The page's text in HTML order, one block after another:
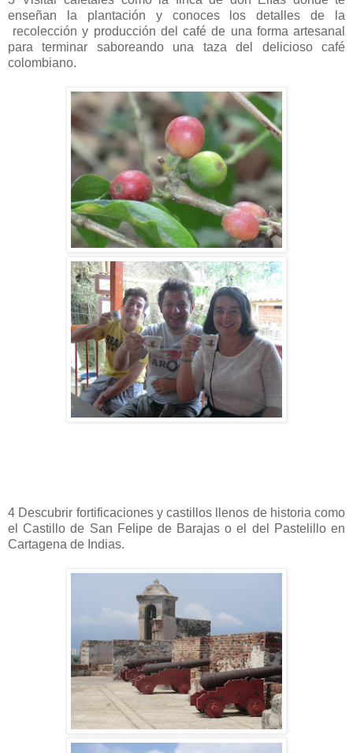
enseñan la plantación y conoces los detalles de la
recolección y producción del café de una forma artesanal
para terminar saboreando una taza del delicioso café
colombiano.
4 Descubrir fortificaciones y castillos llenos de historia como
el Castillo de San Felipe de Barajas o el del Pastelillo en
Cartagena de Indias.